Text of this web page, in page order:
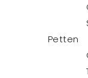
Petten